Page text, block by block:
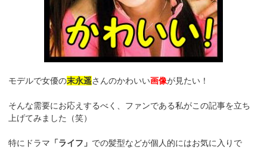
モデルで女優の末永遥さんのかわいい画像が見たい！
そんな需要にお応えするべく、ファンである私がこの記事を立ち
上げてみました（笑）
特にドラマ 「ライフ」 での髪型などが個人的にはお気に入りで